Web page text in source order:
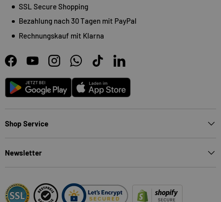
SSL Secure Shopping
Bezahlung nach 30 Tagen mit PayPal
Rechnungskauf mit Klarna
FacebookYouTubeInstagramWhatsAppTikTokLinkedIn
Android App Store
Shop Service
Newsletter